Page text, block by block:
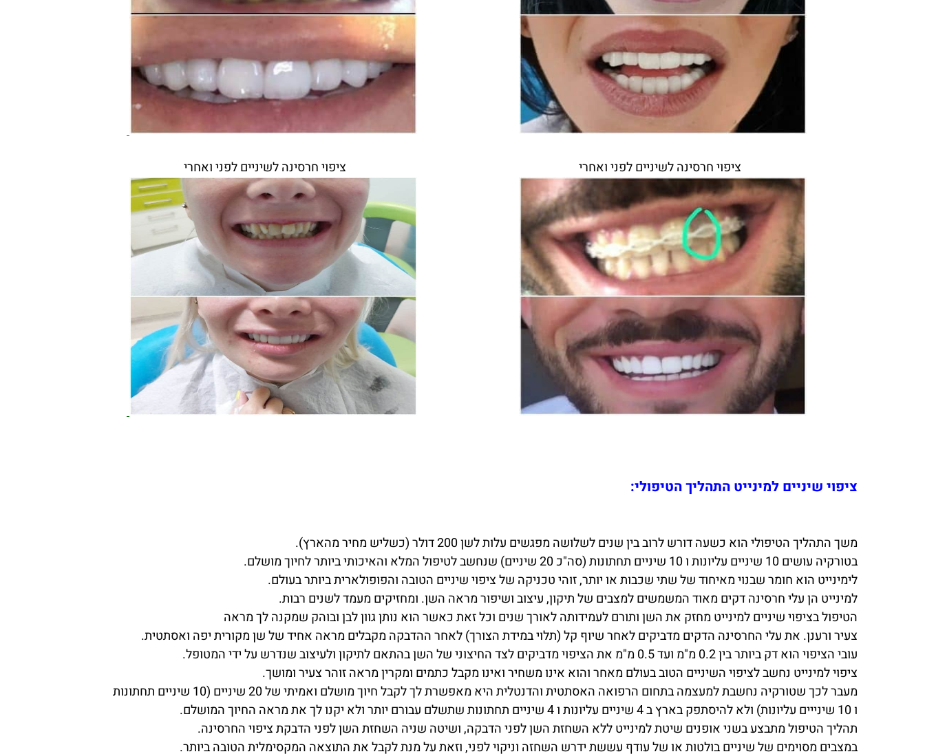
ציפוי חרסינה לשיניים לפני ואחרי ציפוי חרסינה לשיניים לפני ואחרי
ציפוי שיניים למינייט התהליך הטיפולי:
משך התהליך הטיפולי הוא כשעה דורש לרוב בין שנים לשלושה מפגשים עלות לשן 200 דולר (כשליש מחיר מהארץ).
בטורקיה עושים 10 שיניים עליונות ו 10 שיניים תחתונות (סה"כ 20 שיניים) שנחשב לטיפול המלא והאיכותי ביותר לחיוך מושלם.
לימינייט הוא חומר שבנוי מאיחוד של שתי שכבות או יותר, זוהי טכניקה של ציפוי שיניים הטובה והפופולארית ביותר בעולם.
למינייט הן עלי חרסינה דקים מאוד המשמשים למצבים של תיקון, עיצוב ושיפור מראה השן. ומחזיקים מעמד לשנים רבות.
הטיפול בציפוי שיניים למינייט מחזק את השן ותורם לעמידותה לאורך שנים וכל זאת כאשר הוא נותן גוון לבן ובוהק שמקנה לך מראה
צעיר ורענן. את עלי החרסינה הדקים מדביקים לאחר שיוף קל (תלוי במידת הצורך) לאחר ההדבקה מקבלים מראה אחיד של שן מקורית יפה ואסתטית.
עובי הציפוי הוא דק ביותר בין 0.2 מ"מ ועד 0.5 מ"מ את הציפוי מדביקים לצד החיצוני של השן בהתאם לתיקון ולעיצוב שנדרש על ידי המטופל.
ציפוי למינייט נחשב לציפוי השיניים הטוב בעולם מאחר והוא אינו משחיר ואינו מקבל כתמים ומקרין מראה זוהר צעיר ומושך.
מעבר לכך שטורקיה נחשבת למעצמה בתחום הרפואה האסתטית והדנטלית היא מאפשרת לך לקבל חיוך מושלם ואמיתי של 20 שיניים (10 שיניים תחתונות
ו 10 שינייים עליונות) ולא להיסתפק בארץ ב 4 שיניים עליונות ו 4 שיניים תחתונות שתשלם עבורם יותר ולא יקנו לך את מראה החיוך המושלם.
תהליך הטיפול מתבצע בשני אופנים שיטת למינייט ללא השחזת השן לפני הדבקה, ושיטה שניה השחזת השן לפני הדבקת ציפוי החרסינה.
במצבים מסוימים של שיניים בולטות או של עודף עששת ידרש השחזה וניקוי לפני, וזאת על מנת לקבל את התוצאה המקסימלית הטובה ביותר.